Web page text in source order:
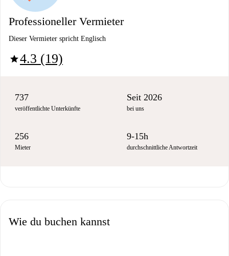
Professioneller Vermieter
Dieser Vermieter spricht Englisch
star4.3 (19)
737
veröffentlichte Unterkünfte
Seit 2026
bei uns
256
Mieter
9-15h
durchschnittliche Antwortzeit
Wie du buchen kannst